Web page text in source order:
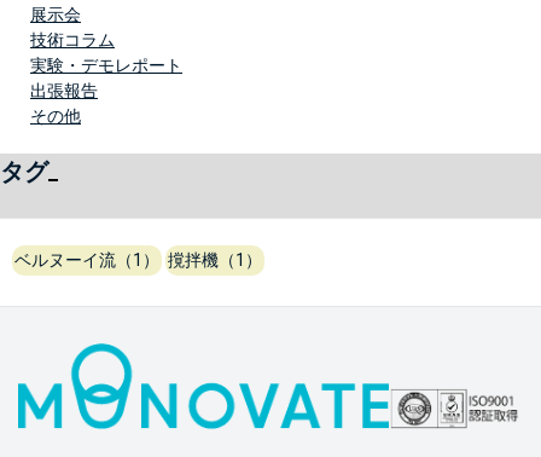
展示会
技術コラム
実験・デモレポート
出張報告
その他
タグ
ベルヌーイ流（1） 撹拌機（1）